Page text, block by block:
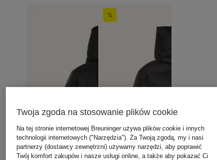
Twoja zgoda na stosowanie plików cookie
Na tej stronie internetowej Breuninger używa plików cookie i innych
technologii internetowych ("Narzędzia"). Za Twoją zgodą, my i nasi
partnerzy (dostawcy zewnętrzni) używamy narzędzi, aby poprawić
Twój komfort zakupów i nasze usługi online, a także aby pokazać Ci